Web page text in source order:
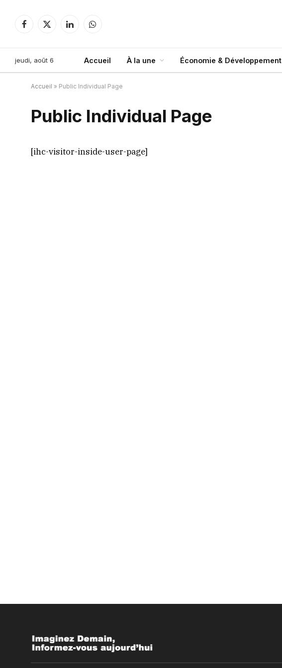
Facebook
X
LinkedInWhatsApp
jeudi, août 6 Accueil À la une Économie & Développement
Accueil » Public Individual Page
Public Individual Page
[ihc-visitor-inside-user-page]